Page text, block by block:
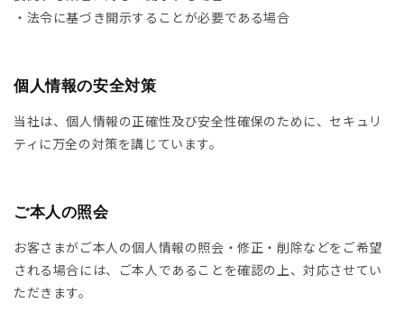
MARANT ETOILE
SANDER
LAWRENCE SULLIVAN
YOSHIDA
・法令に基づき開示することが必要である場合
個人情報の安全対策
当社は、個人情報の正確性及び安全性確保のために、セキュリ
ティに万全の対策を講じています。
ご本人の照会
お客さまがご本人の個人情報の照会・修正・削除などをご希望
される場合には、ご本人であることを確認の上、対応させてい
ただきます。